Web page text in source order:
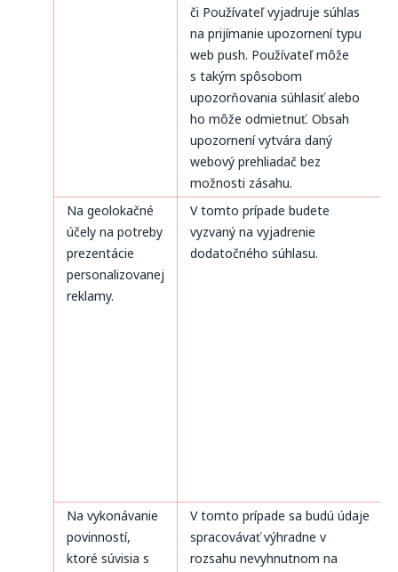
či Používateľ vyjadruje súhlas
na prijímanie upozornení typu
web push. Používateľ môže
s takým spôsobom
upozorňovania súhlasiť alebo
ho môže odmietnuť. Obsah
upozornení vytvára daný
webový prehliadač bez
možnosti zásahu.
Na geolokačné
účely na potreby
prezentácie
personalizovanej
reklamy.
V tomto prípade budete
vyzvaný na vyjadrenie
dodatočného súhlasu.
Na vykonávanie
povinností,
ktoré súvisia s
V tomto prípade sa budú údaje
spracovávať výhradne v
rozsahu nevyhnutnom na